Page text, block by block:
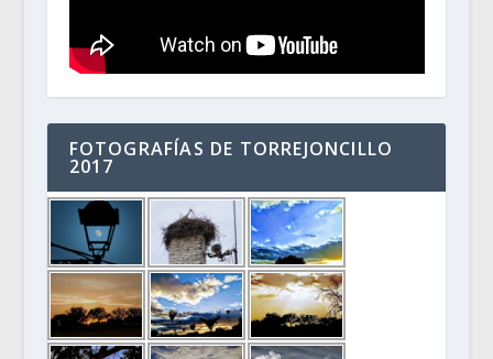
FOTOGRAFÍAS DE TORREJONCILLO
2017